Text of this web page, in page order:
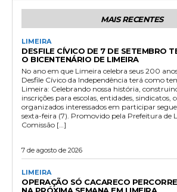
MAIS RECENTES
LIMEIRA
DESFILE CÍVICO DE 7 DE SETEMBRO
O BICENTENÁRIO DE LIMEIRA
No ano em que Limeira celebra seus 200
Desfile Cívico da Independência terá como
Limeira: Celebrando nossa história,
inscrições para escolas, entidades, sindicatos,
organizados interessados em participar
sexta-feira (7). Promovido pela Prefeitura de
Comissão […]
7 de agosto de 2026
LIMEIRA
OPERAÇÃO SÓ CACARECO